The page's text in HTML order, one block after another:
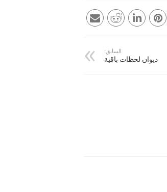
السابق:
ديوان لحظات باقية